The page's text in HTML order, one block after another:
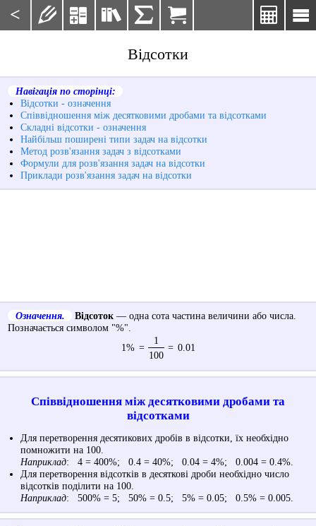
< 

    
Відсотки
Навігація по сторінці:
Відсотки - означення
Співвідношення між десятковими дробами та відсотками
Складні відсотки - означення
Найбільш поширені типи задач на відсотки
Метод розв'язання задач з відсотками
Формули для розв'язання задач на відсотки
Приклади розв'язання задач на відсотки
Означення. Відсоток — одна сота частина величини або числа.
Позначається символом "%".
1% =
1
= 0.01
100
Співвідношення між десятковими дробами та
відсотками
Для перетворення десятикових дробів в відсотки, їх необхідно
помножити на 100.
Наприклад: 4 = 400%; 0.4 = 40%; 0.04 = 4%; 0.004 = 0.4%.
Для перетворення відсотків в десяткові дроби необхідно число
відсотків поділити на 100.
Наприклад: 500% = 5; 50% = 0.5; 5% = 0.05; 0.5% = 0.005.